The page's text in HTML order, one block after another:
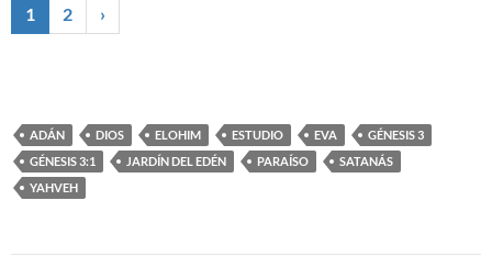
1 2 ›
ADÁN DIOS ELOHIM ESTUDIO EVA
GÉNESIS 3
GÉNESIS 3:1
JARDÍN DEL EDÉN PARAÍSO
SATANÁS
YAHVEH